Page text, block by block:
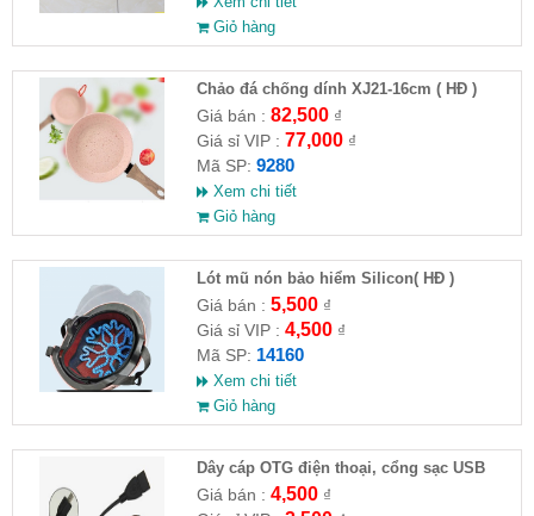
Giỏ hàng
Chảo đá chống dính XJ21-16cm ( HĐ )
Giá bán : 82,500₫
Giá sỉ VIP : 77,000₫
Mã SP: 9280
Xem chi tiết
Giỏ hàng
Lót mũ nón bảo hiểm Silicon( HĐ )
Giá bán : 5,500₫
Giá sỉ VIP : 4,500₫
Mã SP: 14160
Xem chi tiết
Giỏ hàng
Dây cáp OTG điện thoại, cổng sạc USB
Giá bán : 4,500₫